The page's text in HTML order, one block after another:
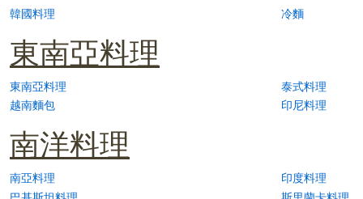
韓國料理 冷麵
東南亞料理
東南亞料理
泰式料理
越南麵包
印尼料理
南洋料理
南亞料理
印度料理